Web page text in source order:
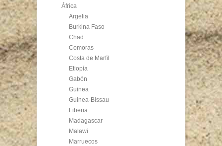
África
Argelia
Burkina Faso
Chad
Comoras
Costa de Marfil
Etiopía
Gabón
Guinea
Guinea-Bissau
Liberia
Madagascar
Malawi
Marruecos